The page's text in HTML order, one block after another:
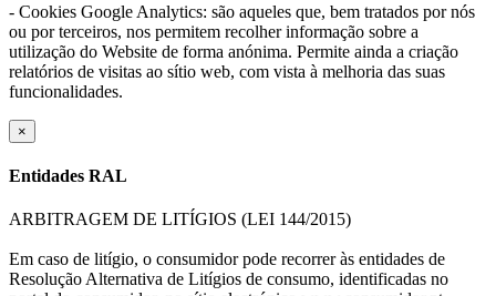
- Cookies Google Analytics: são aqueles que, bem tratados por nós
ou por terceiros, nos permitem recolher informação sobre a
utilização do Website de forma anónima. Permite ainda a criação
relatórios de visitas ao sítio web, com vista à melhoria das suas
funcionalidades.
×
Entidades RAL
ARBITRAGEM DE LITÍGIOS (LEI 144/2015)
Em caso de litígio, o consumidor pode recorrer às entidades de
Resolução Alternativa de Litígios de consumo, identificadas no